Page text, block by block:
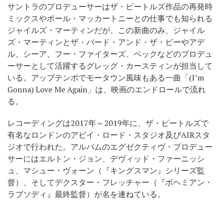
サントラのプロデューサーはザ・ビートルズ作品の再発時
ミックスやポール・マッカートニーとの仕事でも知られる
ジャイルズ・マーティンだが、この新曲のみ、ジャイル
ズ・マーティンとザ・バード・アンド・ザ・ビーやアデ
ル、シーア、フー・ファイターズ、ベックなどのプロデュ
ーサーとして活躍するグレッグ・カースティンが担当して
いる。アップテンポでモータウン風味もある一曲「(I’m
Gonna) Love Me Again」は、映画のエンドロールで流れ
る。
レコーディングは2017年～2019年に、ザ・ビートルズで
有名なロンドンのアビイ・ロード・スタジオ及びAIRスタ
ジオで行われた。アルバムのエグゼクティヴ・プロデュー
サーにはエルトン・ジョン、デヴィッド・ファーニッシ
ュ、マシュー・ヴォーン（『キングスマン』シリーズ監
督）、そしてデクスター・フレッチャー（『ボヘミアン・
ラプソディ』最終監督）が名を連ねている。